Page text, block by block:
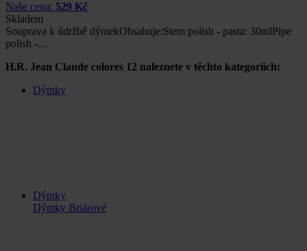
Naše cena: 529 Kč
Skladem
Souprava k údržbě dýmekObsahuje:Stem polish - pasta: 30mlPipe
polish -…
H.R. Jean Claude colores 12 naleznete v těchto kategoriích:
Dýmky
Dýmky
Dýmky Briárové